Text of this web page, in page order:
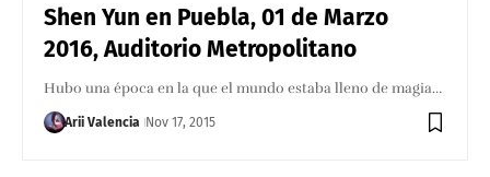
Shen Yun en Puebla, 01 de Marzo
2016, Auditorio Metropolitano
Hubo una época en la que el mundo estaba lleno de magia…
Arii Valencia Nov 17, 2015